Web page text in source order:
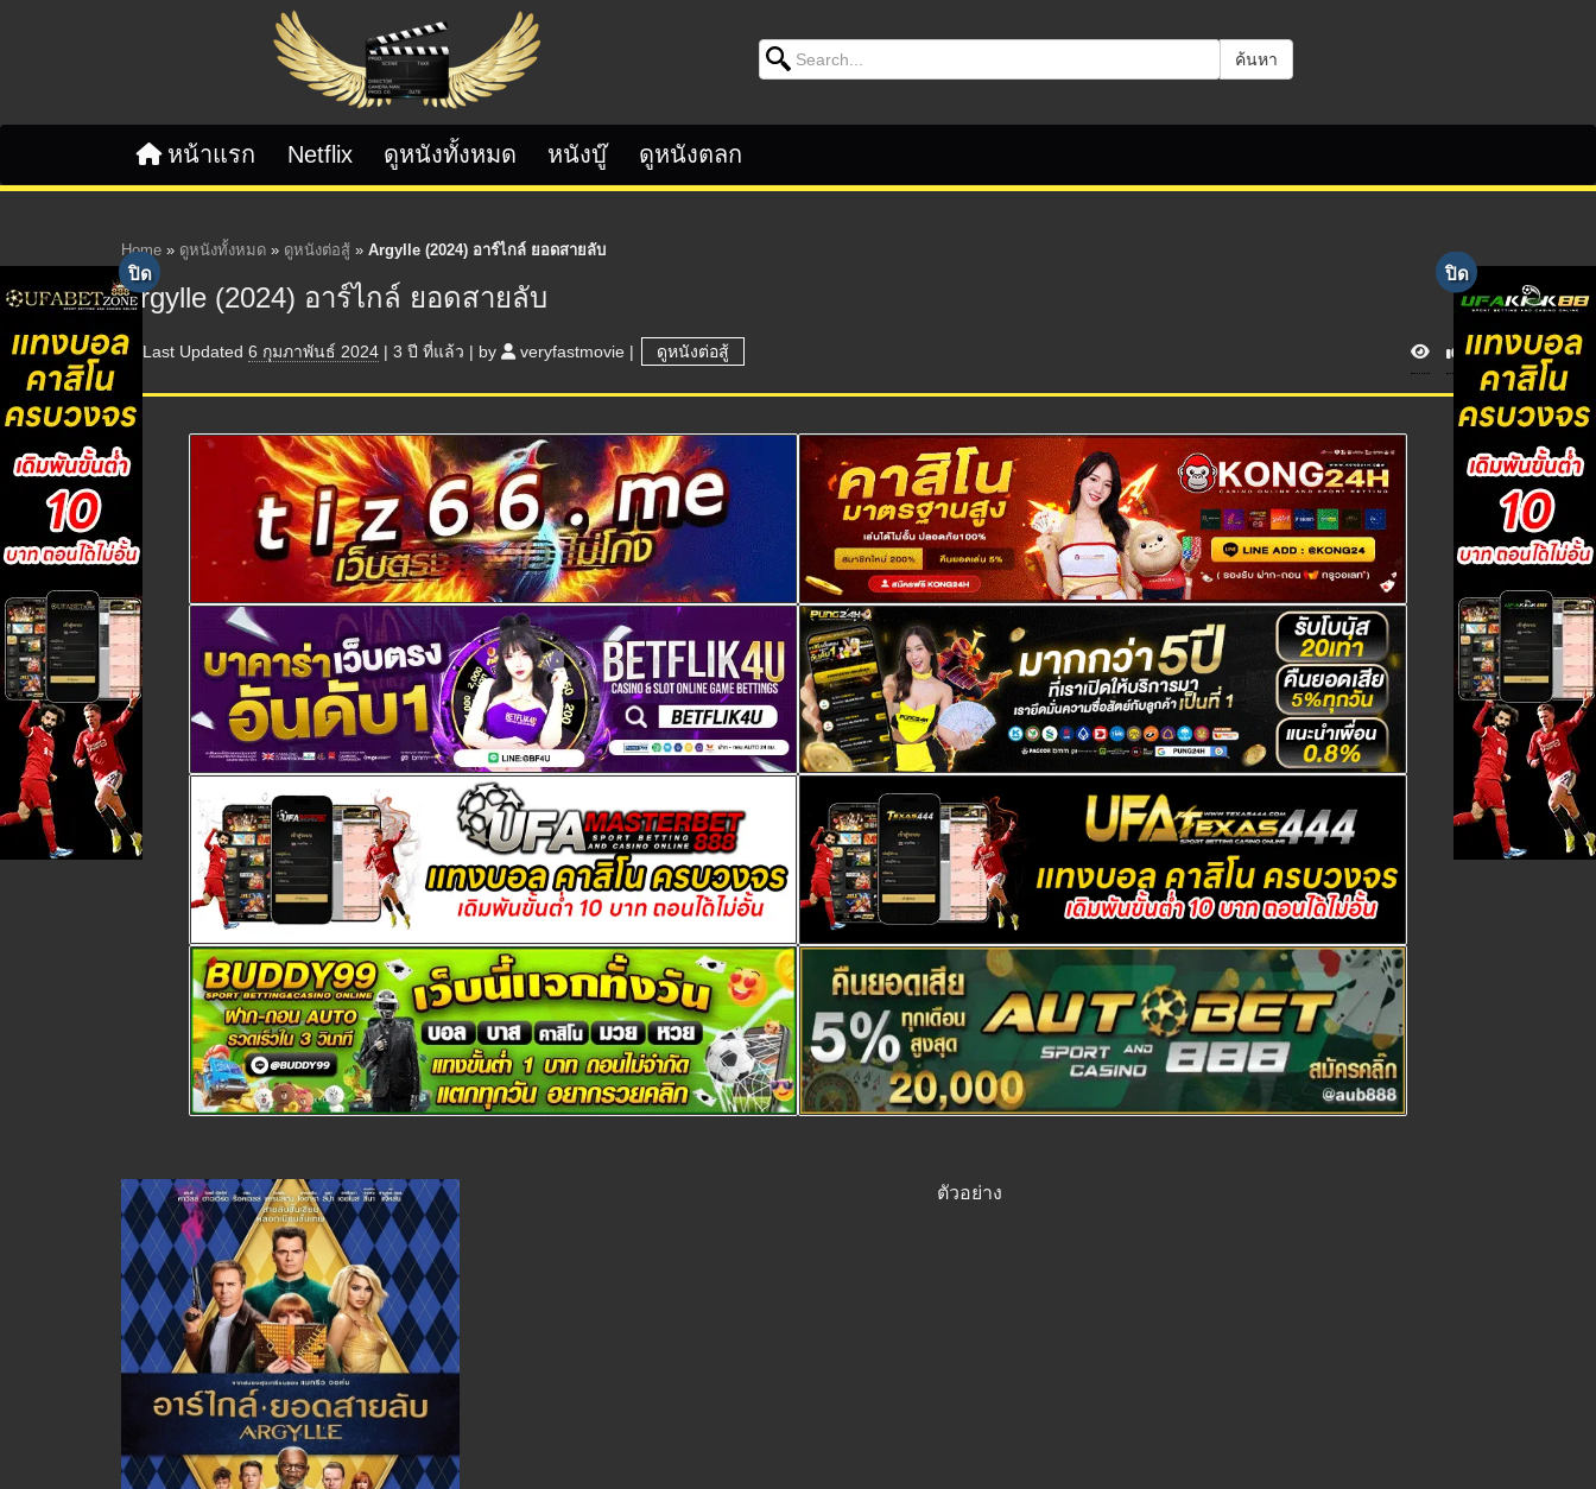
Search for: ค้นหา
หน้าแรก Netflix ดูหนังทั้งหมด หนังบู๊ ดูหนังตลก
Home » ดูหนังทั้งหมด » ดูหนังต่อสู้ » Argylle (2024) อาร์ไกล์ ยอดสายลับ
Argylle (2024) อาร์ไกล์ ยอดสายลับ
Last Updated 6 กุมภาพันธ์ 2024 | 3 ปี ที่แล้ว | by veryfastmovie | ดูหนังต่อสู้ V
i
ตัวอย่าง